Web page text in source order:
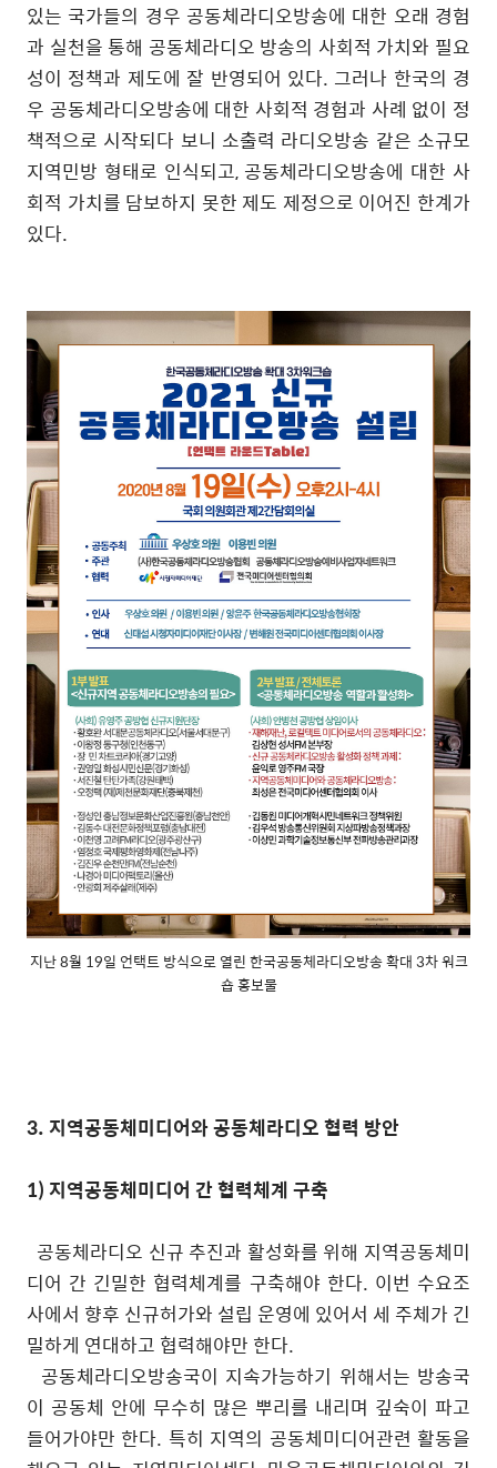
있는 국가들의 경우 공동체라디오방송에 대한 오래 경험
과 실천을 통해 공동체라디오 방송의 사회적 가치와 필요
성이 정책과 제도에 잘 반영되어 있다. 그러나 한국의 경
우 공동체라디오방송에 대한 사회적 경험과 사례 없이 정
책적으로 시작되다 보니 소출력 라디오방송 같은 소규모
지역민방 형태로 인식되고, 공동체라디오방송에 대한 사
회적 가치를 담보하지 못한 제도 제정으로 이어진 한계가
있다.
지난 8월 19일 언택트 방식으로 열린 한국공동체라디오방송 확대 3차 워크
숍 홍보물
3.지역공동체미디어와 공동체라디오 협력 방안
1)지역공동체미디어 간 협력체계 구축
공동체라디오 신규 추진과 활성화를 위해 지역공동체미
디어 간 긴밀한 협력체계를 구축해야 한다. 이번 수요조
사에서 향후 신규허가와 설립 운영에 있어서 세 주체가 긴
밀하게 연대하고 협력해야만 한다.
공동체라디오방송국이 지속가능하기 위해서는 방송국
이 공동체 안에 무수히 많은 뿌리를 내리며 깊숙이 파고
들어가야만 한다. 특히 지역의 공동체미디어관련 활동을